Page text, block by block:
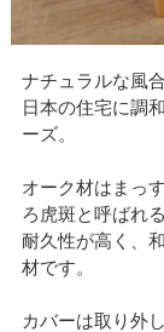
ナチュラルな風
日本の住宅に調
ーズ。
オーク材はまっ
ろ虎斑と呼ばれ
耐久性が高く、
材です。
カバーは取り外